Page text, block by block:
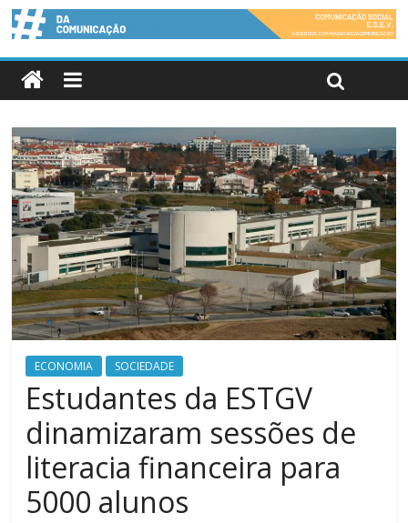
ECONOMIA SOCIEDADE
Estudantes da ESTGV
dinamizaram sessões de
literacia financeira para
5000 alunos